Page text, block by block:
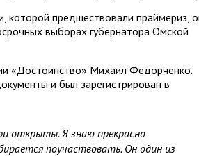
которой предшествовали праймериз,
выборах губернатора Омской
«Достоинство» Михаил Федорченко.
и был зарегистрирован в
открыты. Я знаю прекрасно
поучаствовать. Он один из